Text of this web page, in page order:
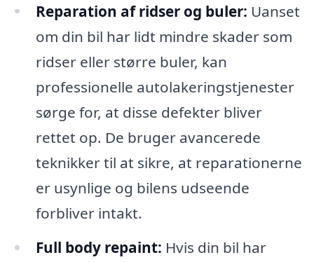
Reparation af ridser og buler: Uanset
om din bil har lidt mindre skader som
ridser eller større buler, kan
professionelle autolakeringstjenester
sørge for, at disse defekter bliver
rettet op. De bruger avancerede
teknikker til at sikre, at reparationerne
er usynlige og bilens udseende
forbliver intakt.
Full body repaint: Hvis din bil har